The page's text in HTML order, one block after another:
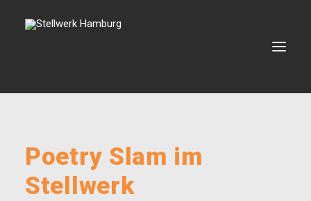
VERMIETUNG
BOOKING
Poetry Slam im
Stellwerk